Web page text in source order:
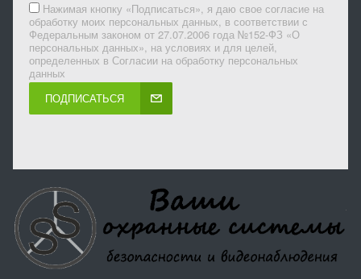
Нажимая кнопку «Подписаться», я даю свое согласие на
обработку моих персональных данных, в соответствии с
Федеральным законом от 27.07.2006 года №152-ФЗ «О
персональных данных», на условиях и для целей,
определенных в Согласии на обработку персональных
данных
ПОДПИСАТЬСЯ